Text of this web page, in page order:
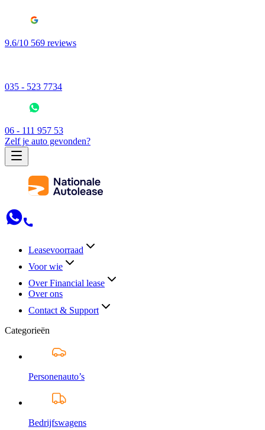
9.6/10 569 reviews
035 - 523 7734
06 - 111 957 53
Zelf je auto gevonden?
Leasevoorraad
Voor wie
Over Financial lease
Over ons
Contact & Support
Categorieën
Personenauto’s
Bedrijfswagens